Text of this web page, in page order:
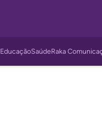
EducaçãoSaúdeRaka